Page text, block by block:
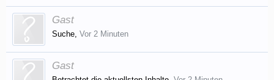
Gast
Suche, Vor 2 Minuten
Gast